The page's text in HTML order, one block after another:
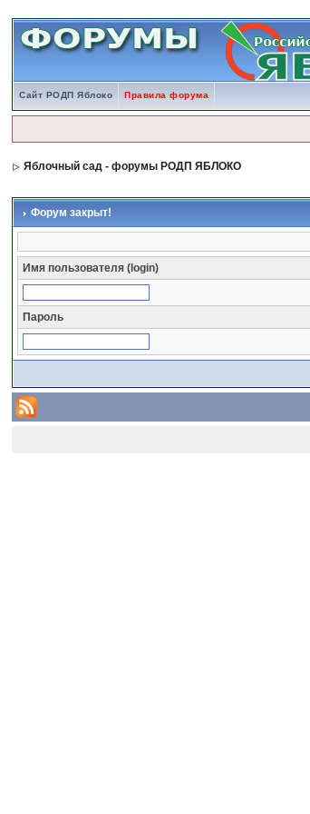
Сайт РОДП Яблоко Правила форума
Яблочный сад - форумы РОДП ЯБЛОКО
Форум закрыт!
Имя пользователя (login)
Пароль